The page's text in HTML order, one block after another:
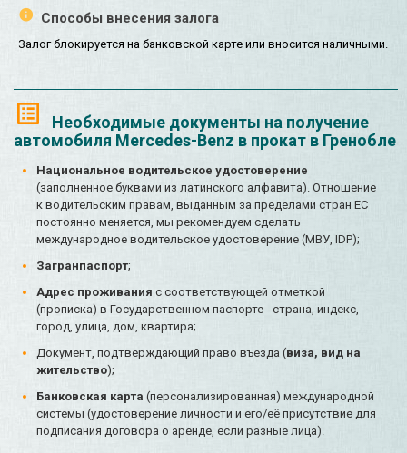
Способы внесения залога
Залог блокируется на банковской карте или вносится наличными.
Необходимые документы на получение
автомобиля Mercedes-Benz в прокат в Гренобле
Национальное водительское удостоверение
(заполненное буквами из латинского алфавита). Отношение
к водительским правам, выданным за пределами стран ЕС
постоянно меняется, мы рекомендуем сделать
международное водительское удостоверение (МВУ, IDP);
Загранпаспорт;
Адрес проживания с соответствующей отметкой
(прописка) в Государственном паспорте - страна, индекс,
город, улица, дом, квартира;
Документ, подтверждающий право въезда (виза, вид на
жительство);
Банковская карта (персонализированная) международной
системы (удостоверение личности и его/её присутствие для
подписания договора о аренде, если разные лица).